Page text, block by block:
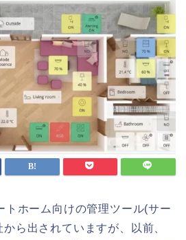
トホーム向けの管理ツール(サー
ら出されていますが、以前、